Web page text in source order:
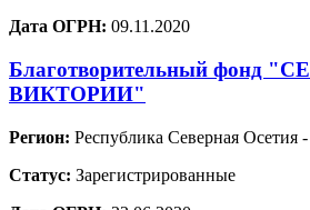
Дата ОГРН: 09.11.2020
Благотворительный фонд
ВИКТОРИИ"
Регион: Республика Северная Осетия
Статус: Зарегистрированные